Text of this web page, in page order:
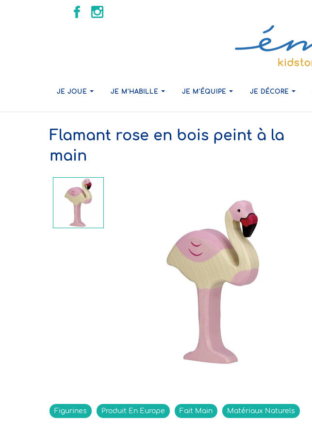
JE JOUE JE M'HABILLE JE M'ÉQUIPE JE DÉCORE
Flamant rose en bois peint à la
main
Figurines Produit En Europe Fait Main Matériaux Naturels